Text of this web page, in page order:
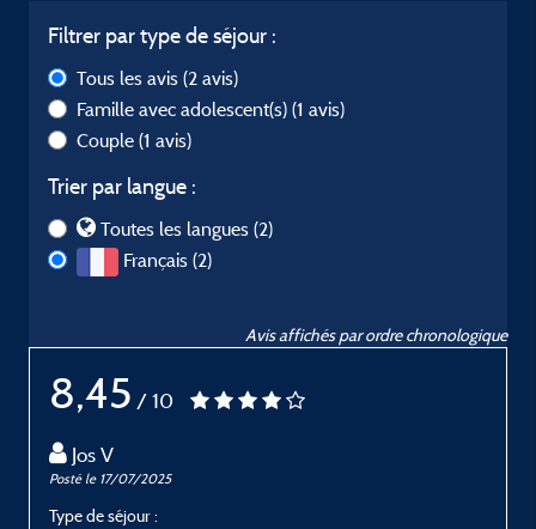
Filtrer par type de séjour :
Tous les avis (2 avis)
Famille avec adolescent(s) (1 avis)
Couple (1 avis)
Trier par langue :
Toutes les langues (2)
Français (2)
Avis affichés par ordre chronologique
8,45 / 10
Jos V
Posté le 17/07/2025
Type de séjour :